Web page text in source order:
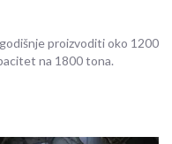
proizvoditi oko 1200
na 1800 tona.